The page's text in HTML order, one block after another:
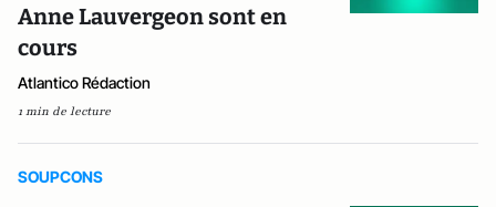
Anne Lauvergeon sont en
cours
Atlantico Rédaction
1 min de lecture
SOUPCONS